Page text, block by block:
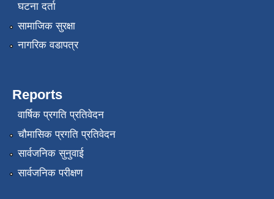
घटना दर्ता
सामाजिक सुरक्षा
नागरिक वडापत्र
Reports
वार्षिक प्रगति प्रतिवेदन
चौमासिक प्रगति प्रतिवेदन
सार्वजनिक सुनुवाई
सार्वजनिक परीक्षण